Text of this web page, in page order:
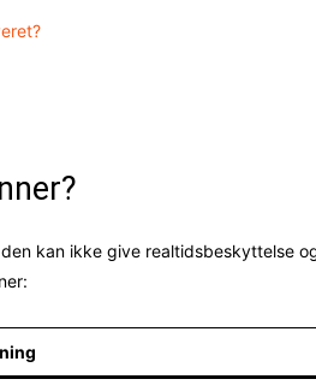
kan ikke give realtidsbeskyttelse